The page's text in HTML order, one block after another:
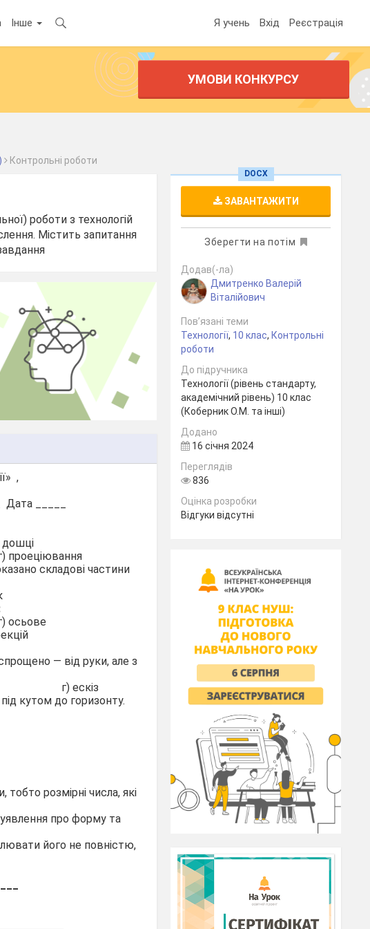
Інше Я учень Вхід Реєстрація
УМОВИ КОНКУРСУ
Контрольні роботи
роботи з технологій
Містить запитання
,
_____
дошці
проеціювання
складові частини
осьове
— від руки, але з
г) ескіз
кутом до горизонту.
розмірні числа, які
про форму та
його не повністю,
DOCX
ЗАВАНТАЖИТИ
Зберегти на потім
Додав(-ла)
Дмитренко Валерій
Віталійович
Пов’язані теми
Технології, 10 клас, Контрольні
роботи
До підручника
Технології (рівень стандарту,
академічний рівень) 10 клас
(Коберник О.М. та інші)
Додано
16 січня 2024
Переглядів
836
Оцінка розробки
Відгуки відсутні